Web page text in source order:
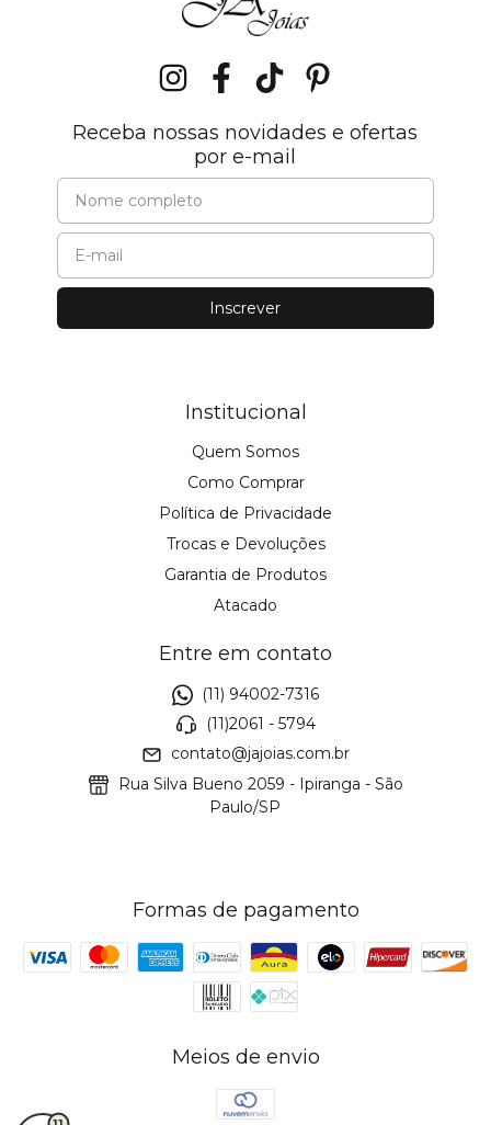
Receba nossas novidades e ofertas
por e-mail
Institucional
Quem Somos
Como Comprar
Política de Privacidade
Trocas e Devoluções
Garantia de Produtos
Atacado
Entre em contato
(11) 94002-7316
(11)2061 - 5794
contato@jajoias.com.br
Rua Silva Bueno 2059 - Ipiranga - São
Paulo/SP
Formas de pagamento
Meios de envio